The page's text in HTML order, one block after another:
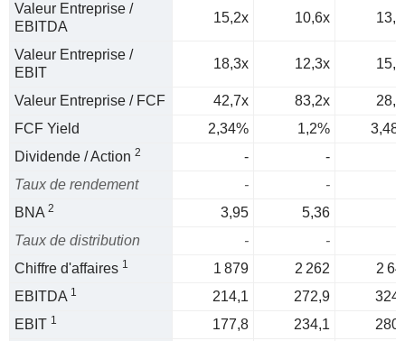
Valeur Entreprise /
EBITDA
15,2x 10,6x
Valeur Entreprise /
EBIT
18,3x 12,3x
Valeur Entreprise / FCF 42,7x 83,2x
FCF Yield
2,34% 1,2%
Dividende / Action 2 -
-
Taux de rendement
-
-
BNA 2 3,95
5,36
Taux de distribution
-
-
Chiffre d'affaires 1 1 879 2 262
2
EBITDA 1 214,1 272,9
EBIT 1 177,8 234,1